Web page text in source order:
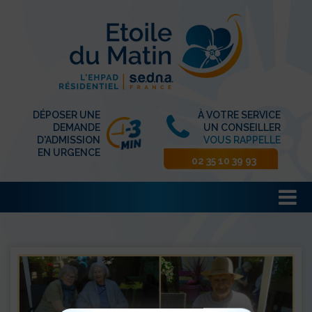
DÉPOSER UNE
DEMANDE
D'ADMISSION
EN URGENCE
À VOTRE SERVICE
UN CONSEILLER
VOUS RAPPELLE
02 35 10 39 93